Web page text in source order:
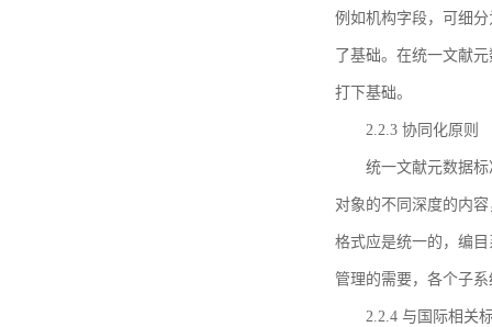
例如机构字段，可细
了基础。在统一文献
打下基础。
2.2.3 协同化原则
统一文献元数据
对象的不同深度的内
格式应是统一的，编
管理的需要，各个子
2.2.4 与国际相关